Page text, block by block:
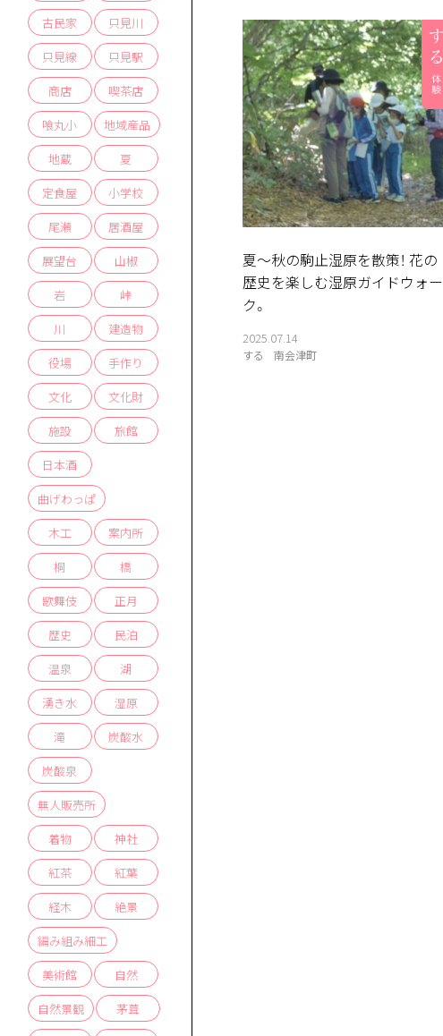
古民家
只見川
只見線
只見駅
商店
喫茶店
喰丸小
地域産品
地蔵
夏
定食屋
小学校
尾瀬
居酒屋
展望台
山椒
岩
峠
川
建造物
役場
手作り
文化
文化財
施設
旅館
日本酒
曲げわっぱ
木工
案内所
桐
橋
歌舞伎
正月
歴史
民泊
温泉
湖
湧き水
湿原
滝
炭酸水
炭酸泉
無人販売所
着物
神社
紅茶
紅葉
経木
絶景
編み組み細工
美術館
自然
自然景観
茅葺
夏〜秋の駒止湿原を散策！ 花の
歴史を楽しむ湿原ガイドウォー
ク。
2025.07.14
する 南会津町